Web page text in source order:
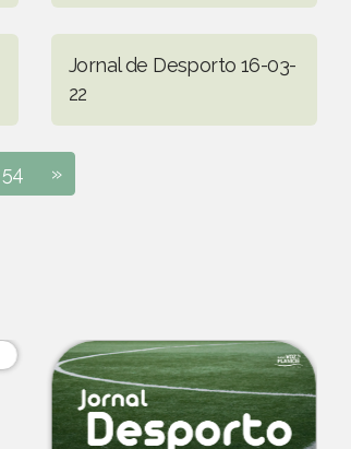
Jornal de Desporto 16-03-
22
54 »